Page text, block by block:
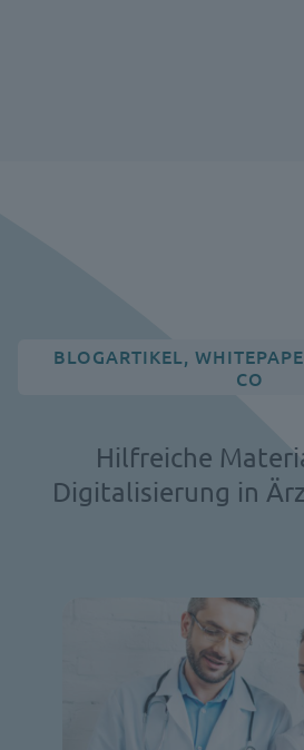
BLOGARTIKEL,
CO
Hilfreiche
Digitalisierung in